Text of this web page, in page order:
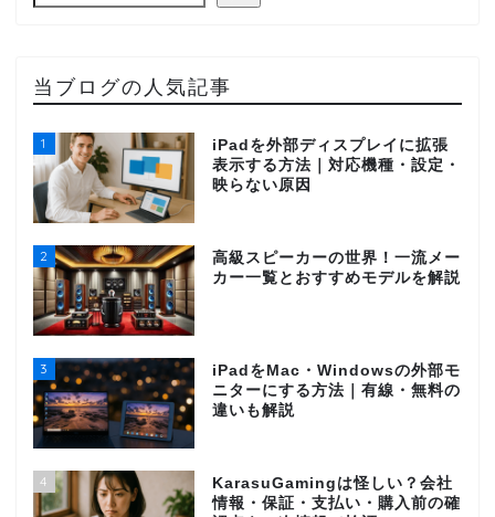
当ブログの人気記事
1
iPadを外部ディスプレイに拡張
表示する方法｜対応機種・設定・
映らない原因
2
高級スピーカーの世界！一流メー
カー一覧とおすすめモデルを解説
3
iPadをMac・Windowsの外部モ
ニターにする方法｜有線・無料の
違いも解説
4
KarasuGamingは怪しい？会社
情報・保証・支払い・購入前の確